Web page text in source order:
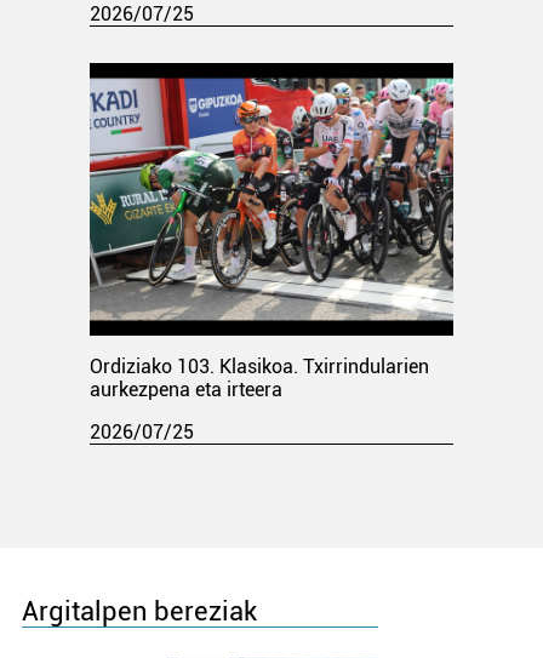
2026/07/25
Ordiziako 103. Klasikoa. Txirrindularien
aurkezpena eta irteera
2026/07/25
Argitalpen bereziak